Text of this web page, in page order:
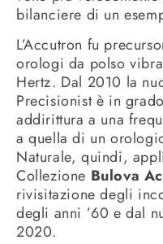
bilanciere di un
L’Accutron fu
orologi da polso
Hertz. Dal 2010 la
Precisionist è in
addirittura a una
a quella di un
Naturale, quindi,
Collezione Bulova
rivisitazione degli
degli anni ’60 e dal
2020.